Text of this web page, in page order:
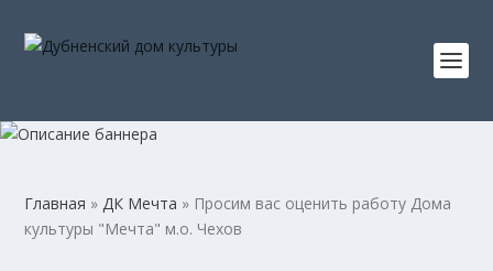
Главная »ДК Мечта » Просим вас оценить работу Дома
культуры "Мечта" м.о. Чехов